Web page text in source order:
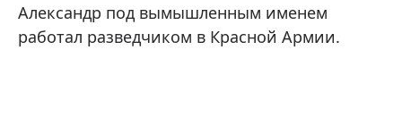
Александр под вымышленным именем
работал разведчиком в Красной Армии.